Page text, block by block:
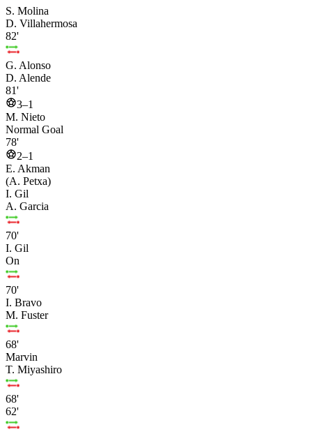
S. Molina
D. Villahermosa
82'
G. Alonso
D. Alende
81'
3–1
M. Nieto
Normal Goal
78'
2–1
E. Akman
(A. Petxa)
I. Gil
A. Garcia
70'
I. Gil
On
70'
I. Bravo
M. Fuster
68'
Marvin
T. Miyashiro
68'
62'